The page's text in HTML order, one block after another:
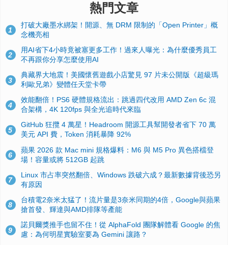
熱門文章
1
打破大廠墨水綁架！開源、無 DRM 限制的「Open Printer」概
念機亮相
2
用AI省下4小時竟被塞更多工作！過來人曝光：為什麼優秀員工
不再跟你分享怎麼使用AI
3
典藏界大地震！美國懷舊遊戲小店驚見 97 片未公開版《超級瑪
利歐兄弟》變體任天堂卡帶
4
效能翻倍！PS6 硬體規格流出：跳過四代改用 AMD Zen 6c 混
合架構，4K 120fps 與全光追時代來臨
5
GitHub 狂攬 4 萬星！Headroom 開源工具幫開發者省下 70 萬
美元 API 費，Token 消耗暴降 92%
6
蘋果 2026 款 Mac mini 規格爆料：M6 與 M5 Pro 異色搭檔登
場！容量或將 512GB 起跳
7
Linux 市占率突然翻倍、Windows 跌破六成？最新數據背後恐另
有原因
8
台積電2奈米太猛了！流片量是3奈米同期的4倍，Google與蘋果
搶首發、輝達與AMD排隊等產能
9
諾貝爾獎推手也留不住！從 AlphaFold 團隊解體看 Google 的焦
慮：為何明星實驗室要為 Gemini 讓路？